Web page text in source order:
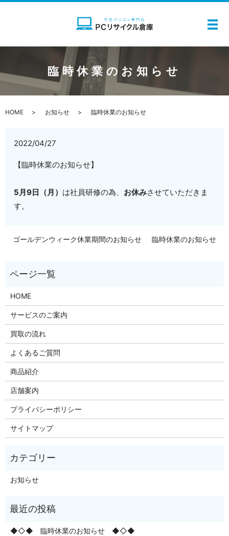
メ
臨時休業のお知らせ
HOME お知らせ 臨時休業のお知らせ
2022/04/27
【臨時休業のお知らせ】
5月9日（月） は社員研修の為、 お休みさせていただきま
す。
ゴールデンウィーク休業期間のお知らせ 臨時休業のお知らせ
HOME
サービスのご案内
買取の流れ
よくあるご質問
商品紹介
店舗案内
プライバシーポリシー
サイトマップ
お知らせ
◆◇◆ 臨時休業のお知らせ ◆◇◆